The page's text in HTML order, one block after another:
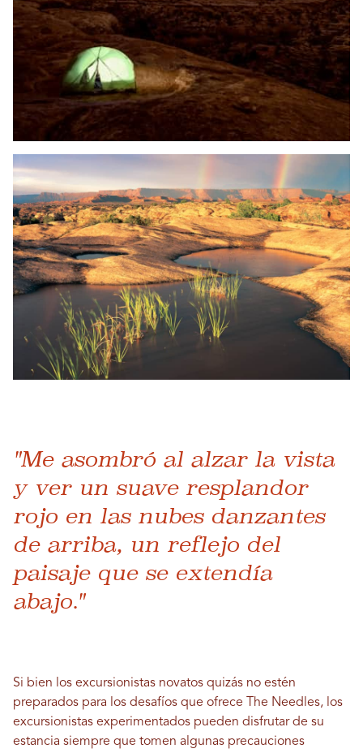
"Me asombró al alzar la vista
y ver un suave resplandor
rojo en las nubes danzantes
de arriba, un reflejo del
paisaje que se extendía
abajo."
Si bien los excursionistas novatos quizás no estén
preparados para los desafíos que ofrece The Needles, los
excursionistas experimentados pueden disfrutar de su
estancia siempre que tomen algunas precauciones